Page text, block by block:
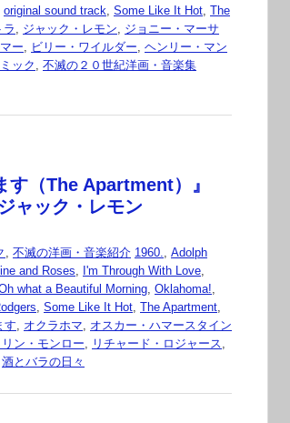
original sound track, Some Like It Hot, The
ラ , ジャック・レモン, ジョニー・マーサ
ー, ビリー・ワイルダー, ヘンリー・マン
ック, 不滅の２０世紀洋画・音楽集
す（The Apartment）』
ャック・レモン
, 不滅の洋画・音楽紹介 1960., Adolph
and Roses, I'm Through With Love,
what a Beautiful Morning, Oklahoma!,
, Some Like It Hot, The Apartment,
す, オクラホマ, オスカー・ハマースタイン
ン・モンロー, リチャード・ロジャース,
酒とバラの日々